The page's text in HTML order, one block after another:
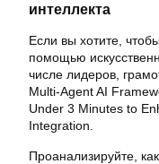
интеллекта
Если вы хотите,
помощью
числе лидеров,
Multi-Agent AI
Under 3 Minutes to
Integration.
Проанализируйте,